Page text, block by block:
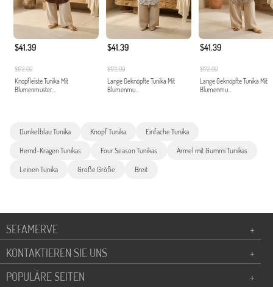
$41.39
$172.00
Knopfleiste Tunika Mit
Blumenmuster...
$41.39
$172.00
Lange Geknöpfte Tunika Mit
Blumenmu...
$41.39
$172.00
Lange Geknöpfte Tunika Mit
Blumenmu...
Dunkelblau Tunika Knopf Tunika Einfache Tunika
Hemd-Kragen Tunikas Four Season Tunikas Ärmel mit Gummi Tunikas
Leinen Tunika Große Größe Breit
SEFAMERVE
+
KONTAKTIEREN SIE UNS
+
POPULÄRE SEITEN
+